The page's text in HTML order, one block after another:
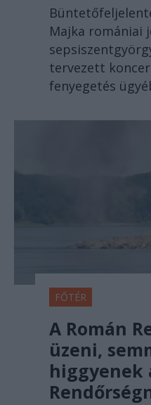
Majka romániai
tervezett
fenyegetés
FŐTÉR
A Román
üzeni,
higgyenek